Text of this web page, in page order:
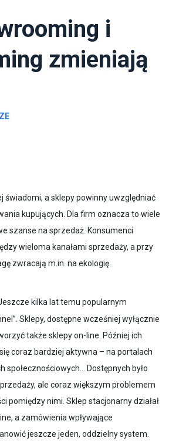
i
zmieniają
świadomi, a sklepy powinny uwzględniać
kupujących. Dla firm oznacza to wiele
szanse na sprzedaż. Konsumenci
wieloma kanałami sprzedaży, a przy
zwracają m.in. na ekologię.
kilka lat temu popularnym
Sklepy, dostępne wcześniej wyłącznie
także sklepy on-line. Później ich
coraz bardziej aktywna – na portalach
społecznościowych… Dostępnych było
ale coraz większym problemem
pomiędzy nimi. Sklep stacjonarny działał
a zamówienia wpływające
jeszcze jeden, oddzielny system.